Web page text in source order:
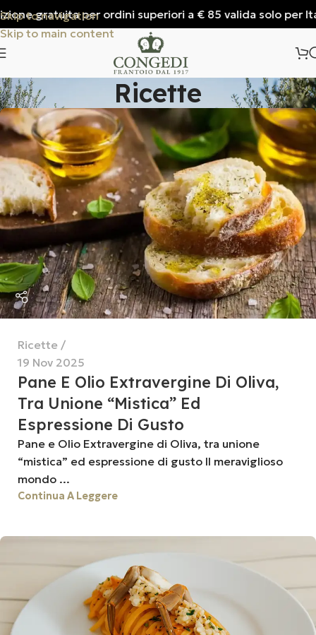
Skip to navigation
Skip to main content
gratuita per ordini superiori a € 85 valida solo per Italia
Ricette
Ricette
19 Nov 2025
Pane E Olio Extravergine Di Oliva,
Tra Unione “mistica” Ed
Espressione Di Gusto
Pane e Olio Extravergine di Oliva, tra unione
“mistica” ed espressione di gusto Il meraviglioso
mondo ...
Continua A Leggere